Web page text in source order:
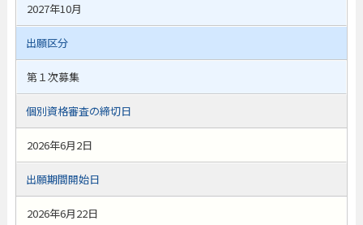
2027年10月
出願区分
第１次募集
個別資格審査の締切日
2026年6月2日
出願期間開始日
2026年6月22日